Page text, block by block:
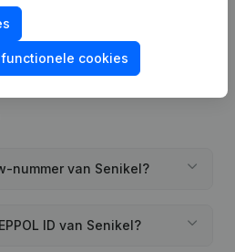
enz...)
nummer van Senikel?
ID van Senikel?
cookies